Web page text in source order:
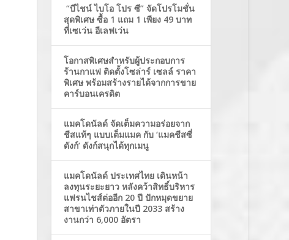
“บีไชน์ ไบโอ โปร ซี” จัดโปรโมชั่น
สุดพิเศษ ซื้อ 1 แถม 1 เพียง 49 บาท
ที่เซเว่น อีเลฟเว่น
โอกาสพิเศษสำหรับผู้ประกอบการ
ร้านกาแฟ ติดตั้งโซล่าร์ เซลล์ ราคา
พิเศษ พร้อมสร้างรายได้จากการขาย
คาร์บอนเครดิต
แมคโดนัลด์ จัดเต็มความอร่อยจาก
ชีสแท้ๆ แบบเต็มแมค กับ ‘แมคชีสซี่
ดังก์’ ดังก์สนุกได้ทุกเมนู
แมคโดนัลด์ ประเทศไทย เดินหน้า
ลงทุนระยะยาว หลังคว้าสิทธิ์บริหาร
แฟรนไชส์ต่ออีก 20 ปี ปักหมุดขยาย
สาขาเท่าตัวภายในปี 2033 สร้าง
งานกว่า 6,000 อัตรา